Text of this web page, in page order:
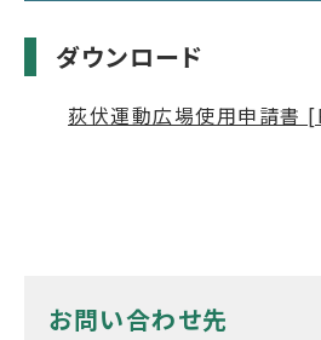
ダウンロード
荻伏運動広場使用申請書
お問い合わせ先